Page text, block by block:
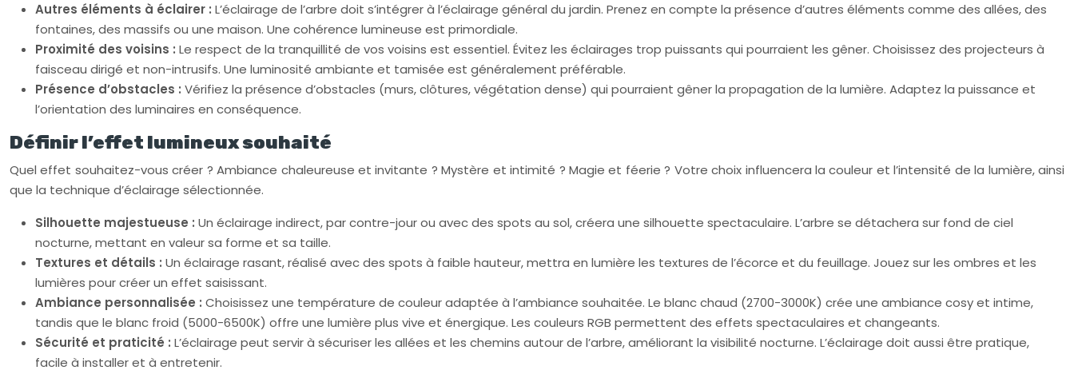
Autres éléments à éclairer : L’éclairage de l’arbre doit s’intégrer à l’éclairage général du jardin. Prenez en compte la présence d’autres éléments comme des allées, des
fontaines, des massifs ou une maison. Une cohérence lumineuse est primordiale.
Proximité des voisins : Le respect de la tranquillité de vos voisins est essentiel. Évitez les éclairages trop puissants qui pourraient les gêner. Choisissez des projecteurs à
faisceau dirigé et non-intrusifs. Une luminosité ambiante et tamisée est généralement préférable.
Présence d’obstacles : Vérifiez la présence d’obstacles (murs, clôtures, végétation dense) qui pourraient gêner la propagation de la lumière. Adaptez la puissance et
l’orientation des luminaires en conséquence.
Définir l’effet lumineux souhaité
Quel effet souhaitez-vous créer ? Ambiance chaleureuse et invitante ? Mystère et intimité ? Magie et féerie ? Votre choix influencera la couleur et l’intensité de la lumière, ainsi
que la technique d’éclairage sélectionnée.
Silhouette majestueuse : Un éclairage indirect, par contre-jour ou avec des spots au sol, créera une silhouette spectaculaire. L’arbre se détachera sur fond de ciel
nocturne, mettant en valeur sa forme et sa taille.
Textures et détails : Un éclairage rasant, réalisé avec des spots à faible hauteur, mettra en lumière les textures de l’écorce et du feuillage. Jouez sur les ombres et les
lumières pour créer un effet saisissant.
Ambiance personnalisée : Choisissez une température de couleur adaptée à l’ambiance souhaitée. Le blanc chaud (2700-3000K) crée une ambiance cosy et intime,
tandis que le blanc froid (5000-6500K) offre une lumière plus vive et énergique. Les couleurs RGB permettent des effets spectaculaires et changeants.
Sécurité et praticité : L’éclairage peut servir à sécuriser les allées et les chemins autour de l’arbre, améliorant la visibilité nocturne. L’éclairage doit aussi être pratique,
facile à installer et à entretenir.